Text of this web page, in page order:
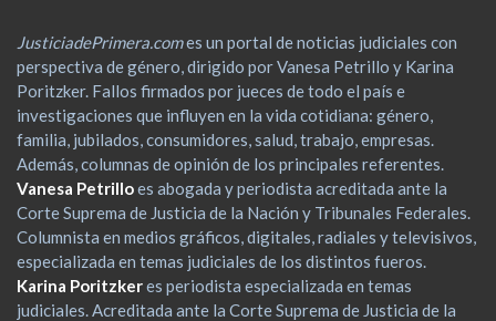
JusticiadePrimera.comes un portal de noticias judiciales con
perspectiva de género, dirigido por Vanesa Petrillo y Karina
Poritzker. Fallos firmados por jueces de todo el país e
investigaciones que influyen en la vida cotidiana: género,
familia, jubilados, consumidores, salud, trabajo, empresas.
Además, columnas de opinión de los principales referentes.
Vanesa Petrilloes abogada y periodista acreditada ante la
Corte Suprema de Justicia de la Nación y Tribunales Federales.
Columnista en medios gráficos, digitales, radiales y televisivos,
especializada en temas judiciales de los distintos fueros.
Karina Poritzkeres periodista especializada en temas
judiciales. Acreditada ante la Corte Suprema de Justicia de la